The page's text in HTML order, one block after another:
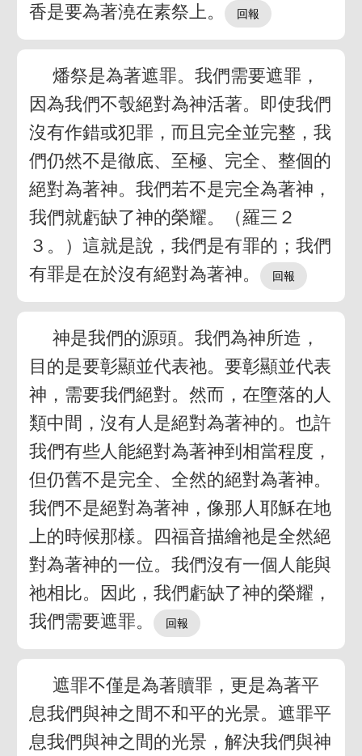
香是要為著澆在素祭上。
燔祭是為著遮罪。我們需要遮罪，
因為我們不彀絕對為神活著。即使我們
沒有作錯或犯罪，而且完全並完整，我
們仍然不是徹底、至極、完全、整個的
絕對為著神。我們若不是完全為著神，
我們就虧缺了神的榮耀。（羅三２
３。）這就是說，我們是有罪的；我們
有罪是在於沒有絕對為著神。
神是我們的源頭。我們為神所造，
目的是要彰顯並代表祂。要彰顯並代表
神，需要我們絕對。然而，在墮落的人
類中間，沒有人是絕對為著神的。也許
我們有些人能絕對為著神到相當程度，
但仍舊不是完全、全然的絕對為著神。
我們不是絕對為著神，像那人耶穌在地
上的時候那樣。四福音描繪祂是全然絕
對為著神的一位。我們沒有一個人能與
祂相比。因此，我們虧缺了神的榮耀，
我們需要遮罪。
遮罪不僅是為著贖罪，更是為著平
息我們與神之間不和平的光景。遮罪平
息我們與神之間的光景，解決我們與神